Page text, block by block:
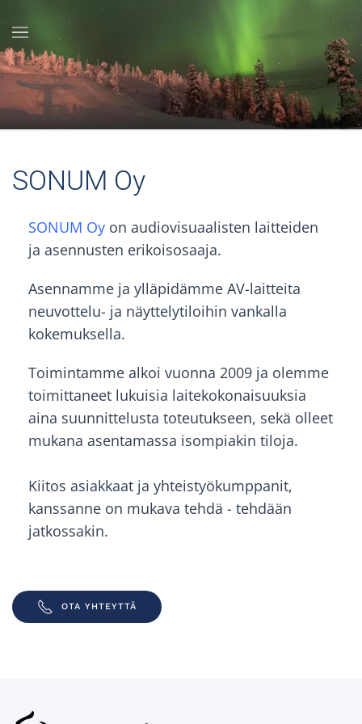
Skip to main content
SONUM Oy
SONUM Oy on audiovisuaalisten laitteiden
ja asennusten erikoisosaaja.
Asennamme ja ylläpidämme AV-laitteita
neuvottelu- ja näyttelytiloihin vankalla
kokemuksella.
Toimintamme alkoi vuonna 2009 ja olemme
toimittaneet lukuisia laitekokonaisuuksia
aina suunnittelusta toteutukseen, sekä olleet
mukana asentamassa isompiakin tiloja.
Kiitos asiakkaat ja yhteistyökumppanit,
kanssanne on mukava tehdä - tehdään
jatkossakin.
OTA YHTEYTTÄ